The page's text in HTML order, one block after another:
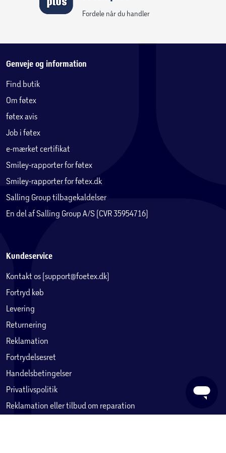
Fordele når du handler
Genveje og information
Find butik
Om føtex
føtex avis
Job i føtex
e-mærket certifikat
Smiley-rapporter for føtex
Smiley-rapporter for føtex.dk
Salling Group tilbagekaldelser
En del af Salling Group A/S (CVR 35954716)
Kundeservice
Kontakt os (support@foetex.dk)
Fortryd køb
Levering
Returnering
Reklamation
Fortrydelsesret
Handelsbetingelser
Privatlivspolitik
Reklamation eller tilbud om reparation